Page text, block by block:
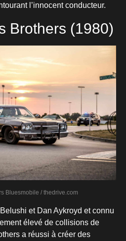
l’innocent conducteur.
Brothers (1980)
Bluesmobile / thedrive.com
et Dan Aykroyd et connu
élevé de collisions de
a réussi à créer des